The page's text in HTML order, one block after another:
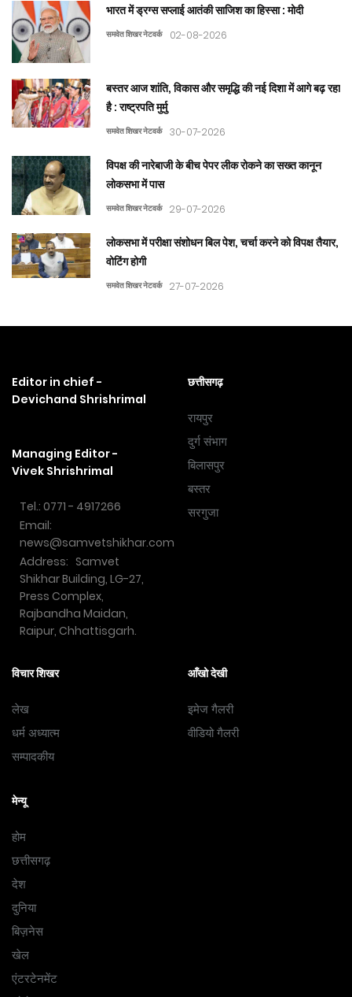
भारत में ड्रग्स सप्लाई आतंकी साजिश का हिस्सा : मोदी
समवेत शिखर नेटवर्क 02-08-2026
बस्तर आज शांति, विकास और समृद्धि की नई दिशा में आगे बढ़ रहा
है : राष्ट्रपति मुर्मु
समवेत शिखर नेटवर्क 30-07-2026
विपक्ष की नारेबाजी के बीच पेपर लीक रोकने का सख्त कानून
लोकसभा में पास
समवेत शिखर नेटवर्क 29-07-2026
लोकसभा में परीक्षा संशोधन बिल पेश, चर्चा करने को विपक्ष तैयार,
वोटिंग होगी
समवेत शिखर नेटवर्क 27-07-2026
Editor in chief -
Devichand Shrishrimal
Managing Editor -
Vivek Shrishrimal
Tel.: 0771 - 4917266
Email:
news@samvetshikhar.com
Address: Samvet
Shikhar Building, LG-27,
Press Complex,
Rajbandha Maidan,
Raipur, Chhattisgarh.
छत्तीसगढ़
रायपुर
दुर्ग संभाग
बिलासपुर
बस्तर
सरगुजा
विचार शिखर
लेख
धर्म अध्यात्म
सम्पादकीय
आँखो देखी
इमेज गैलरी
वीडियो गैलरी
मेन्यू
होम
छत्तीसगढ़
देश
दुनिया
बिज़नेस
खेल
एंटरटेनमेंट